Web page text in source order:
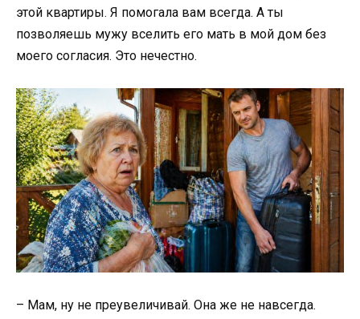
этой квартиры. Я помогала вам всегда. А ты
позволяешь мужу вселить его мать в мой дом без
моего согласия. Это нечестно.
– Мам, ну не преувеличивай. Она же не навсегда.